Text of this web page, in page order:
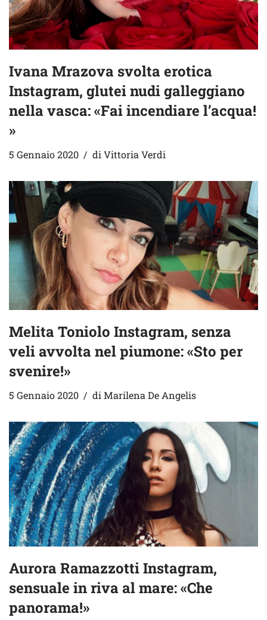
Ivana Mrazova svolta erotica
Instagram, glutei nudi galleggiano
nella vasca: «Fai incendiare l’acqua!
»
5 Gennaio 2020 di Vittoria Verdi
Melita Toniolo Instagram, senza
veli avvolta nel piumone: «Sto per
svenire!»
5 Gennaio 2020 di Marilena De Angelis
Aurora Ramazzotti Instagram,
sensuale in riva al mare: «Che
panorama!»